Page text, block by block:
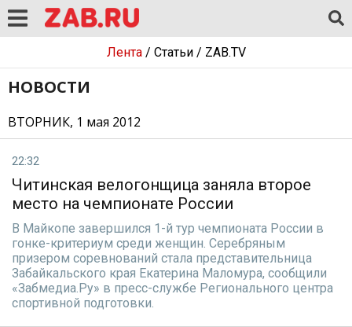
Лента/ Статьи/ ZAB.TV
НОВОСТИ
ВТОРНИК, 1 мая 2012
22:32
Читинская велогонщица заняла второе
место на чемпионате России
В Майкопе завершился 1-й тур чемпионата России в
гонке-критериум среди женщин. Серебряным
призером соревнований стала представительница
Забайкальского края Екатерина Маломура, сообщили
«Забмедиа.Ру» в пресс-службе Регионального центра
спортивной подготовки.